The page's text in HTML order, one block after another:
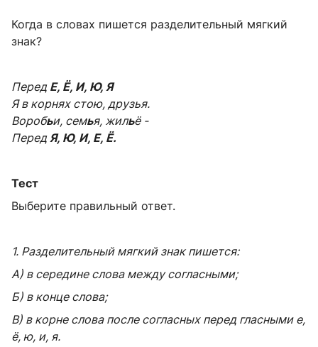
Когда в словах пишется разделительный мягкий
знак?
Перед Е, Ё, И, Ю, Я
Я в корнях стою, друзья.
Воробьи, семья, жильё -
Перед Я, Ю, И, Е, Ё.
Тест
Выберите правильный ответ.
1. Разделительный мягкий знак пишется:
А) в середине слова между согласными;
Б) в конце слова;
В) в корне слова после согласных перед гласными е,
ё, ю, и, я.